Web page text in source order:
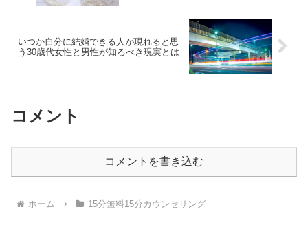
いつか自分に結婚できる人が現れると思
う30歳代女性と男性が知るべき現実とは
コメント
コメントを書き込む
ホーム 15分無料15分カウンセリング